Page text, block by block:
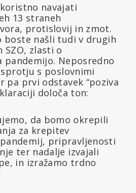
navajati
13 straneh
protislovij in zmot.
boste našli tudi v drugih
SZO, zlasti o
Neposredno
s poslovnimi
pa prvi odstavek “poziva
določa ton:
da bomo okrepili
za krepitev
pripravljenosti
ter nadalje izvajali
in izražamo trdno